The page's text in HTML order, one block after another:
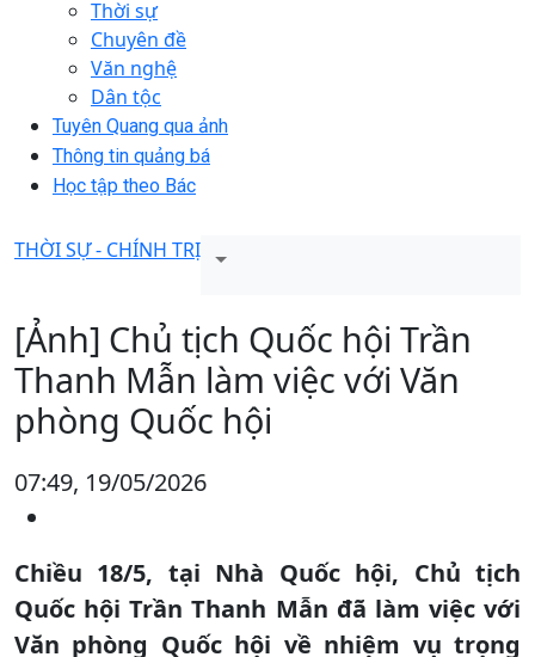
Thời sự
Chuyên đề
Văn nghệ
Dân tộc
Tuyên Quang qua ảnh
Thông tin quảng bá
Học tập theo Bác
THỜI SỰ - CHÍNH TRỊ
[Ảnh] Chủ tịch Quốc hội Trần
Thanh Mẫn làm việc với Văn
phòng Quốc hội
07:49, 19/05/2026
Chiều 18/5, tại Nhà Quốc hội, Chủ tịch
Quốc hội Trần Thanh Mẫn đã làm việc với
Văn phòng Quốc hội về nhiệm vụ trọng